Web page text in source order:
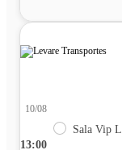
13:00
10/08
Sala Vip